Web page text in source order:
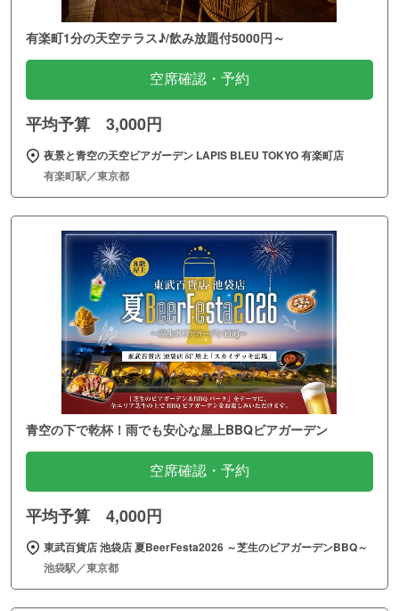
有楽町1分の天空テラス♪/飲み放題付5000円～
空席確認・予約
平均予算 3,000円
夜景と青空の天空ビアガーデン LAPIS BLEU TOKYO 有楽町店
有楽町駅／東京都
青空の下で乾杯！雨でも安心な屋上BBQビアガーデン
空席確認・予約
平均予算 4,000円
東武百貨店 池袋店 夏BeerFesta2026 ～芝生のビアガーデンBBQ～
池袋駅／東京都